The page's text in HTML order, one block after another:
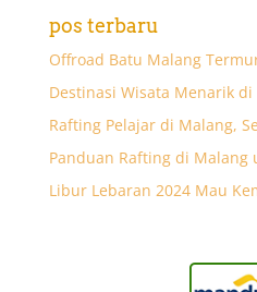
pos terbaru
Offroad Batu Malang
Destinasi Wisata Menarik
Rafting Pelajar di Malang,
Panduan Rafting di Malang
Libur Lebaran 2024 Mau